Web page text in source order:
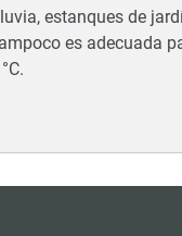
estanques de
es adecuada